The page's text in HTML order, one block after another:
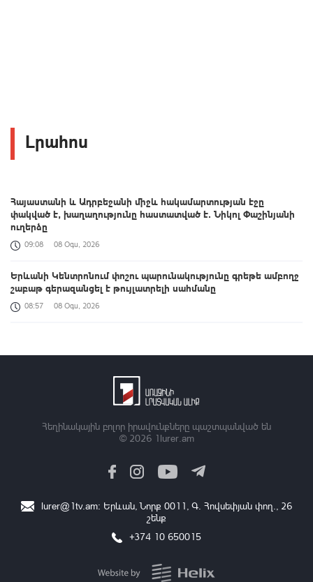
Լրահոս
Հայաստանի և Ադրբեջանի միջև հակամարտության էջը
փակված է, խաղաղությունը հաստատված է․ Նիկոլ Փաշինյանի
ուղերձը
09:08 08 Օգս, 2026
Երևանի Կենտրոնում փոշու պարունակությունը գրեթե ամբողջ
շաբաթ գերազանցել է թույլատրելի սահմանը
08:57 08 Օգս, 2026
ՀՀ տարածքում ավտոճանապարհներն անցանելի են
Տրանսպորտային միջոցը ոչ սթափ վարելու համար կազմվել է
Ներկայացվել են Ինտեգրված երկրատարածական
Հեղինակային բոլոր իրավունքները պաշտպանված են
© 2026 1lurer.am
lurer@1tv.am։ Երևան, Նորք 0011, Գ․ Հովսեփյան փող., 26
շենք
+374 10 650015